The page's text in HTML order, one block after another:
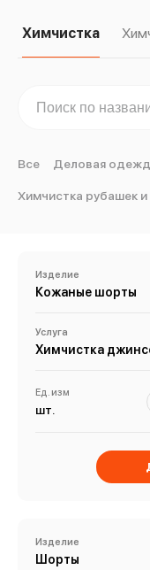
Химчистка
Все Деловая
Химчистка рубашек
Изделие
Кожаные шорты
Услуга
Химчистка
Ед. изм
шт.
Изделие
Шорты